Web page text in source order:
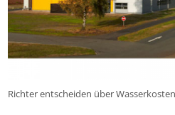
Richter entscheiden über